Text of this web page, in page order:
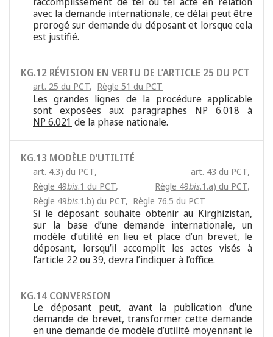
avec la demande internationale, ce délai peut être
prorogé sur demande du déposant et lorsque cela
est justifié.
KG.12 RÉVISION EN VERTU DE L’ARTICLE 25 DU PCT
art. 25 du PCT, Règle 51 du PCT
Les grandes lignes de la procédure applicable
sont exposées aux paragraphes NP 6.018 à
NP 6.021 de la phase nationale.
KG.13 MODÈLE D’UTILITÉ
art. 4.3) du PCT, art. 43 du PCT,
Règle 49bis.1 du PCT, Règle 49bis.1.a) du PCT,
Règle 49bis.1.b) du PCT, Règle 76.5 du PCT
Si le déposant souhaite obtenir au Kirghizistan,
sur la base d’une demande internationale, un
modèle d’utilité en lieu et place d’un brevet, le
déposant, lorsqu’il accomplit les actes visés à
l’article 22 ou 39, devra l’indiquer à l’office.
KG.14 CONVERSION
Le déposant peut, avant la publication d’une
demande de brevet, transformer cette demande
en une demande de modèle d’utilité moyennant le